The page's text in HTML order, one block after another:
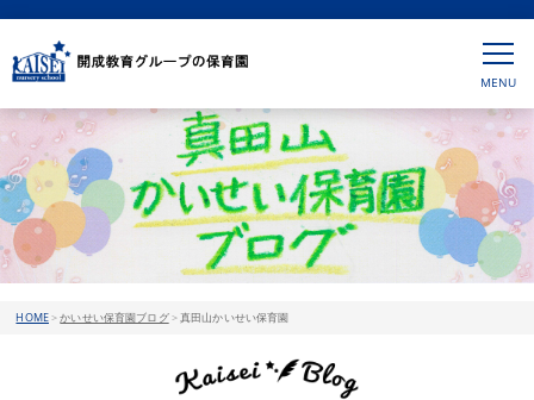
HOME>かいせい保育園ブログ>真田山かいせい保育園